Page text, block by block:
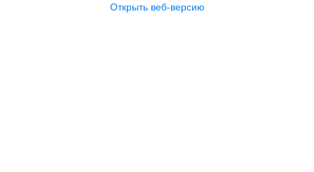
Открыть веб-версию